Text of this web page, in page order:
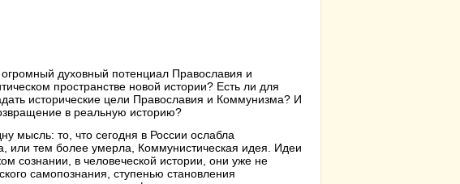
духовный потенциал Православия и
пространстве новой истории? Есть ли для
исторические цели Православия и Коммунизма? И
в реальную историю?
мысль: то, что сегодня в России ослабла
или тем более умерла, Коммунистическая идея. Идеи
сознании, в человеческой истории, они уже не
самопознания, ступенью становления